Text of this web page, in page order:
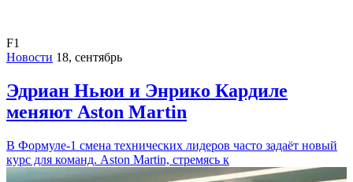
F1
Новости 18, сентябрь
Эдриан Ньюи и Энрико Кардиле
меняют Aston Martin
В Формуле-1 смена технических лидеров часто задаёт новый
курс для команд. Aston Martin, стремясь к